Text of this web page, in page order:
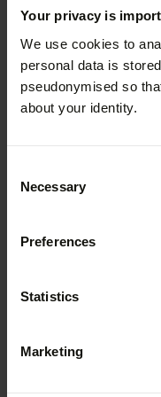
Your privacy is
We use cookies to
personal data is
pseudonymised so
about your identity.
Selection
Necessary
Preferences
Statistics
Marketing
Besteht
diesen
müsst ihr
wiederholt
Wenn du
deine
Wähle dazu
Infektion, die
deine Nachricht